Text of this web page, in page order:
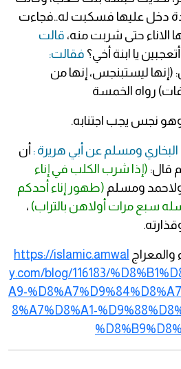
دخل عليها فسكبت له..فجاءت
حتى شربت منه، قالت
يا ابنة أخي؟ فقالت:
ليستبنجس، إنها من
رواه الخمسة
نجس يجب اجتنابه.
البخاري ومسلم عن أبي هريرة : أن
قال: (إذا شرب الكلب في إناء
ومسلم (طهور إناء أحدكم
سبع مرات أولاهن بالتراب) ،
والمعراج https://islamic.amwal
y.com/blog/116183/
A9-
8%A7%D8%A1-